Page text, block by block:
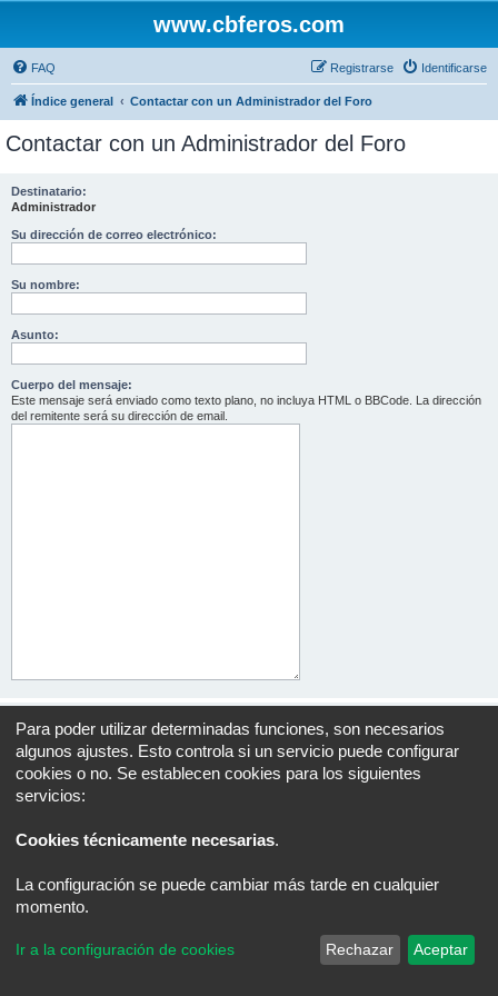
www.cbferos.com
FAQ Identificarse
Registrarse
Índice general Contactar con un Administrador del Foro
Contactar con un Administrador del Foro
Destinatario:
Administrador
Su dirección de correo electrónico:
Su nombre:
Asunto:
Cuerpo del mensaje:
Este mensaje será enviado como texto plano, no incluya HTML o BBCode. La dirección
del remitente será su dirección de email.
Índice general Todos los horarios son
Traducción al español por
Para poder utilizar determinadas funciones, son necesarios
algunos ajustes. Esto controla si un servicio puede configurar
cookies o no. Se establecen cookies para los siguientes
servicios:
Cookies técnicamente necesarias.
La configuración se puede cambiar más tarde en cualquier
momento.
Ir a la configuración de cookies Rechazar Aceptar